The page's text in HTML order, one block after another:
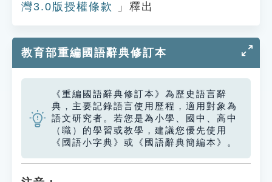
灣3.0版授權條款
」釋出
教育部重編國語辭典修訂本
《重編國語辭典修訂本》為歷史語言辭
典，主要記錄語言使用歷程，適用對象為
語文研究者。若您是為小學、國中、高中
（職）的學習或教學，建議您優先使用
《國語小字典》或《國語辭典簡編本》。